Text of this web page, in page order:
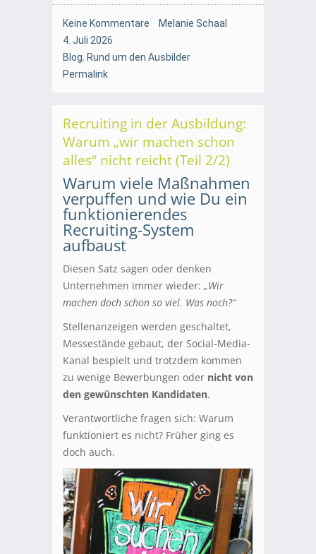
Keine Kommentare
Melanie Schaal
4. Juli 2026
Blog, Rund um den Ausbilder
Permalink
Recruiting in der Ausbildung:
Warum „wir machen schon
alles“ nicht reicht (Teil 2/2)
Warum viele Maßnahmen
verpuffen und wie Du ein
funktionierendes
Recruiting-System
aufbaust
Diesen Satz sagen oder denken
Unternehmen immer wieder: „Wir
machen doch schon so viel. Was noch?“
Stellenanzeigen werden geschaltet,
Messestände gebaut, der Social-Media-
Kanal bespielt und trotzdem kommen
zu wenige Bewerbungen oder nicht von
den gewünschten Kandidaten.
Verantwortliche fragen sich: Warum
funktioniert es nicht? Früher ging es
doch auch.